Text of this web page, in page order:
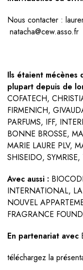
Nous contacter :
Ils étaient
plupart depuis de
COFATECH,
FIRMENICH,
PARFUMS, IFF,
BONNE BROSSE,
MARIE LAURE PLV,
SHISEIDO,
Avec aussi :
INTERNATIONAL,
NOUVEL
FRAGRANCE
En partenariat avec
téléchargez la